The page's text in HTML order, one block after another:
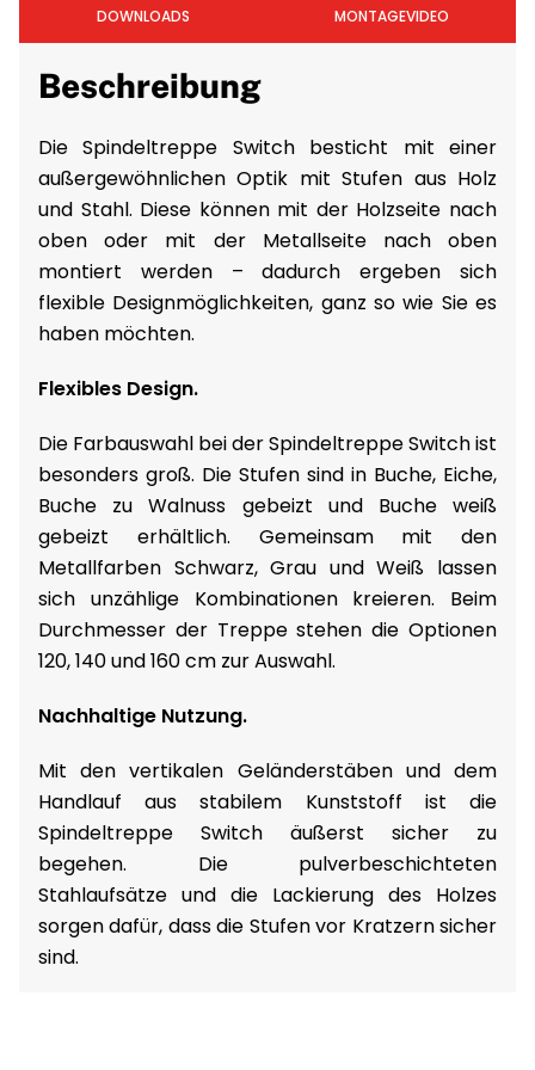
DOWNLOADS MONTAGEVIDEO
Beschreibung
Die Spindeltreppe Switch besticht mit einer
außergewöhnlichen Optik mit Stufen aus Holz
und Stahl. Diese können mit der Holzseite nach
oben oder mit der Metallseite nach oben
montiert werden – dadurch ergeben sich
flexible Designmöglichkeiten, ganz so wie Sie es
haben möchten.
Flexibles Design.
Die Farbauswahl bei der Spindeltreppe Switch ist
besonders groß. Die Stufen sind in Buche, Eiche,
Buche zu Walnuss gebeizt und Buche weiß
gebeizt erhältlich. Gemeinsam mit den
Metallfarben Schwarz, Grau und Weiß lassen
sich unzählige Kombinationen kreieren. Beim
Durchmesser der Treppe stehen die Optionen
120, 140 und 160 cm zur Auswahl.
Nachhaltige Nutzung.
Mit den vertikalen Geländerstäben und dem
Handlauf aus stabilem Kunststoff ist die
Spindeltreppe Switch äußerst sicher zu
begehen. Die pulverbeschichteten
Stahlaufsätze und die Lackierung des Holzes
sorgen dafür, dass die Stufen vor Kratzern sicher
sind.